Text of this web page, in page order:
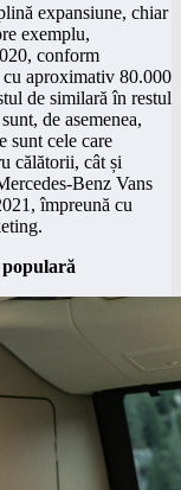
expansiune, chiar
exemplu,
conform
aproximativ 80.000
de similară în restul
de asemenea,
sunt cele care
călătorii, cât și
Benz Vans
împreună cu